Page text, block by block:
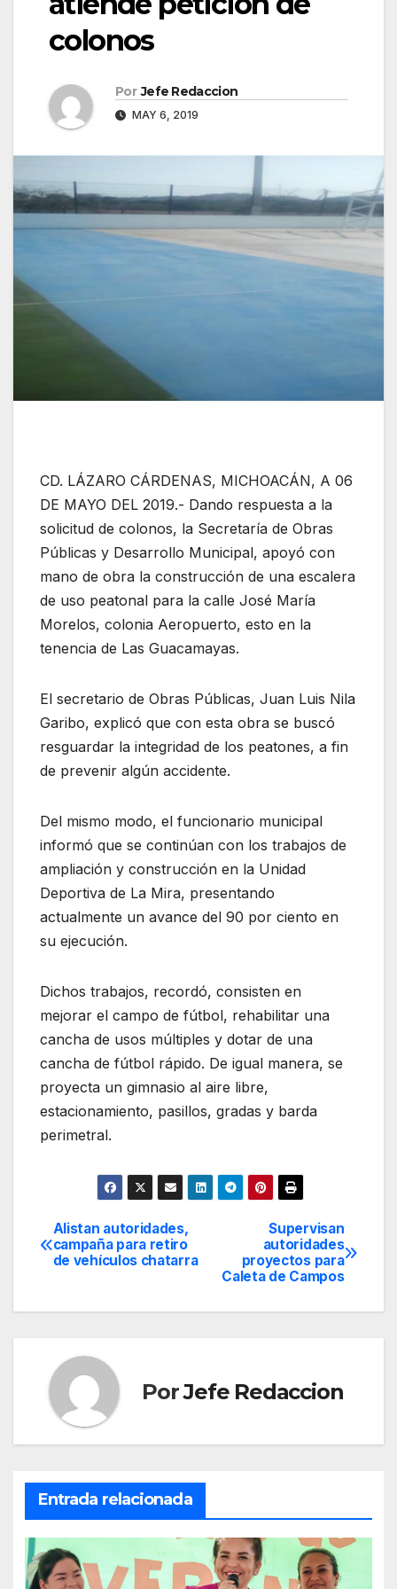
colonos
Por Jefe Redaccion
MAY 6, 2019
CD. LÁZARO CÁRDENAS, MICHOACÁN, A 06
DE MAYO DEL 2019.- Dando respuesta a la
solicitud de colonos, la Secretaría de Obras
Públicas y Desarrollo Municipal, apoyó con
mano de obra la construcción de una escalera
de uso peatonal para la calle José María
Morelos, colonia Aeropuerto, esto en la
tenencia de Las Guacamayas.
El secretario de Obras Públicas, Juan Luis Nila
Garibo, explicó que con esta obra se buscó
resguardar la integridad de los peatones, a fin
de prevenir algún accidente.
Del mismo modo, el funcionario municipal
informó que se continúan con los trabajos de
ampliación y construcción en la Unidad
Deportiva de La Mira, presentando
actualmente un avance del 90 por ciento en
su ejecución.
Dichos trabajos, recordó, consisten en
mejorar el campo de fútbol, rehabilitar una
cancha de usos múltiples y dotar de una
cancha de fútbol rápido. De igual manera, se
proyecta un gimnasio al aire libre,
estacionamiento, pasillos, gradas y barda
perimetral.
Navegación
de
entradas
Supervisan
autoridades
proyectos para
Caleta de Campos
Alistan autoridades,
campaña para retiro
de vehículos chatarra
PorJefe Redaccion
Entrada relacionada